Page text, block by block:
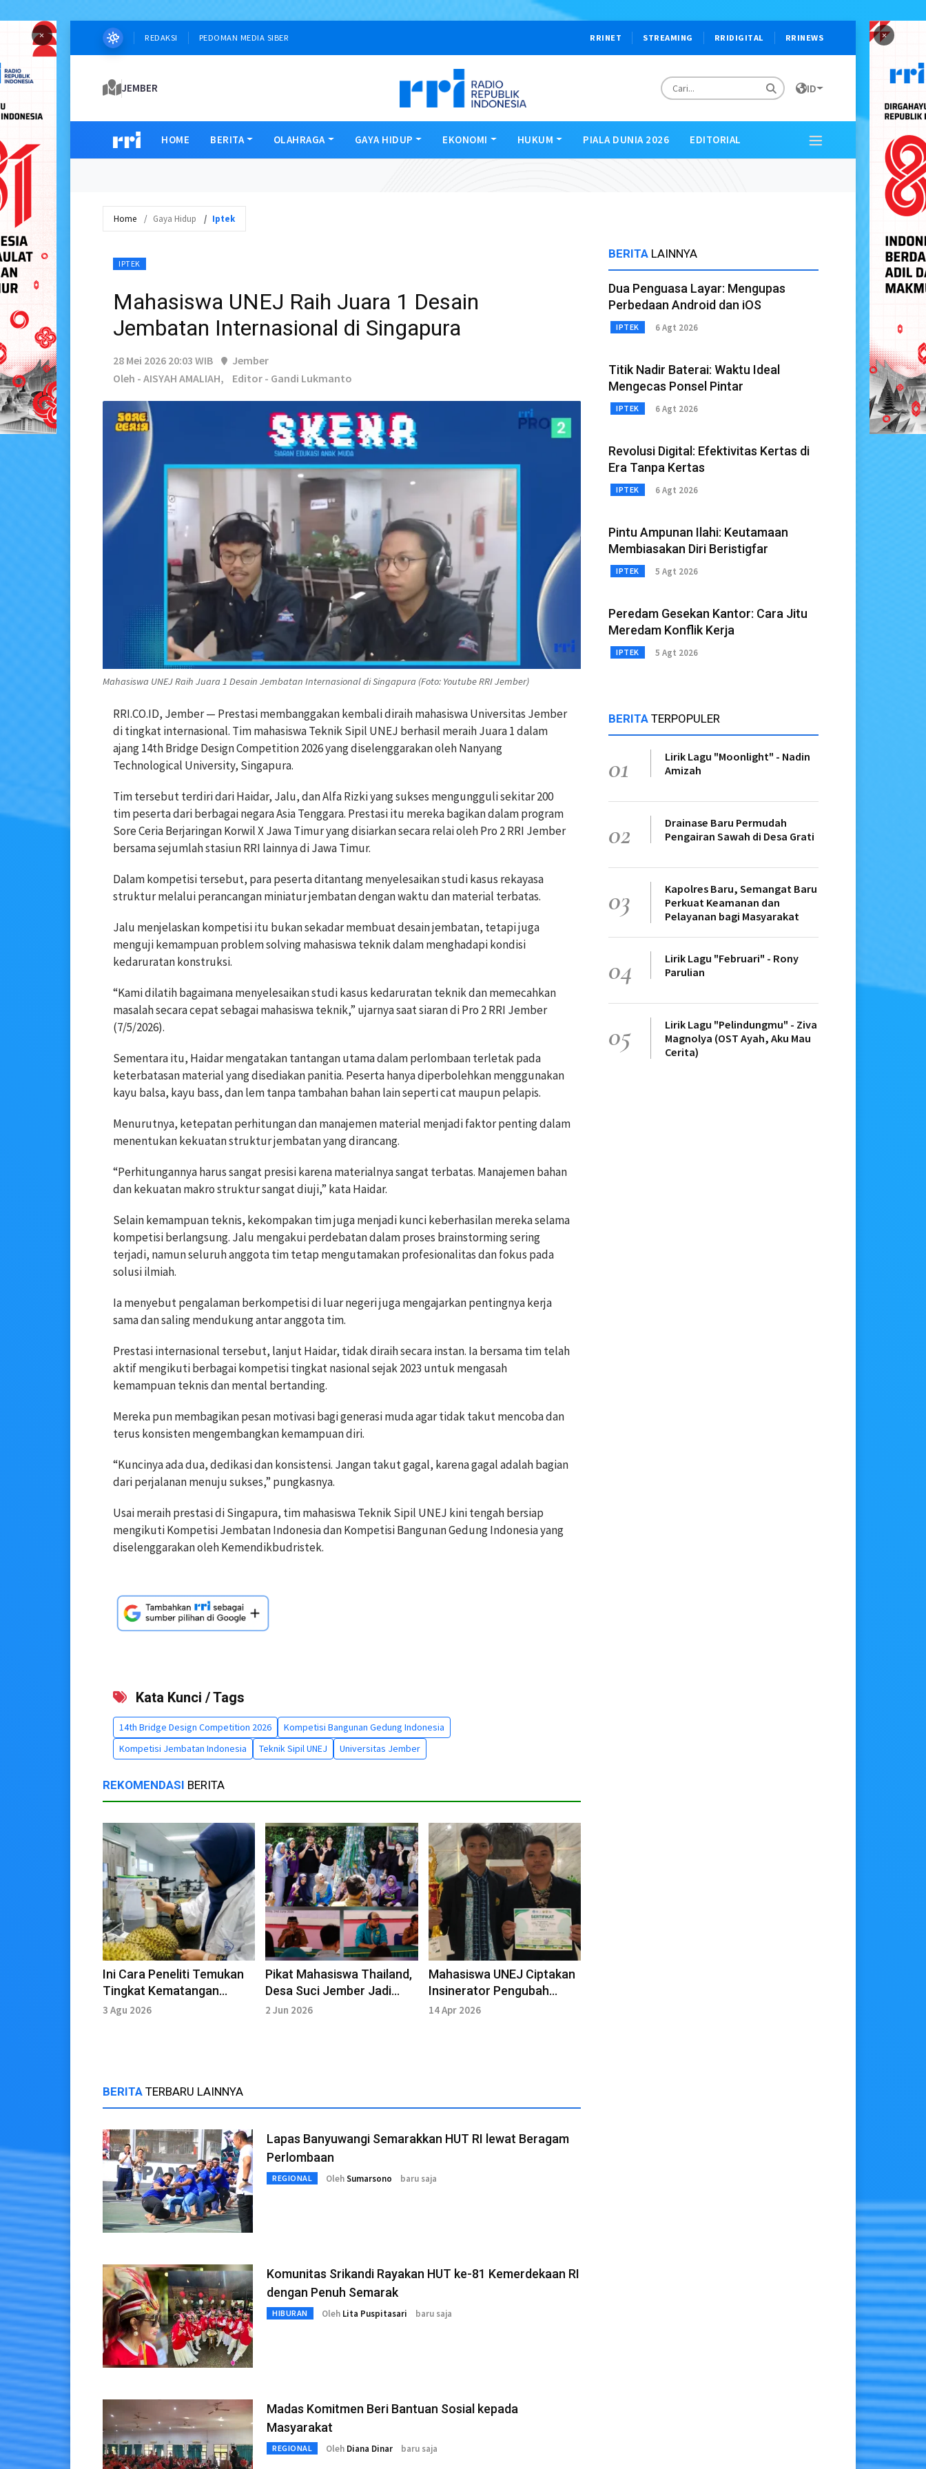
× ×
REDAKSI PEDOMAN MEDIA SIBER RRINET STREAMING RRIDIGITAL RRINEWS
JEMBER ID
HOME BERITA OLAHRAGA GAYA HIDUP EKONOMI HUKUM PIALA DUNIA 2026 EDITORIAL
Home Gaya Hidup Iptek
IPTEK
Mahasiswa UNEJ Raih Juara 1 Desain
Jembatan Internasional di Singapura
28 Mei 2026 20:03 WIB
Jember
Oleh - AISYAH AMALIAH,
Editor - Gandi Lukmanto
Mahasiswa UNEJ Raih Juara 1 Desain Jembatan Internasional di Singapura (Foto: Youtube RRI Jember)
RRI.CO.ID, Jember — Prestasi membanggakan kembali diraih mahasiswa Universitas Jember
di tingkat internasional. Tim mahasiswa Teknik Sipil UNEJ berhasil meraih Juara 1 dalam
ajang 14th Bridge Design Competition 2026 yang diselenggarakan oleh Nanyang
Technological University, Singapura.
Tim tersebut terdiri dari Haidar, Jalu, dan Alfa Rizki yang sukses mengungguli sekitar 200
tim peserta dari berbagai negara Asia Tenggara. Prestasi itu mereka bagikan dalam program
Sore Ceria Berjaringan Korwil X Jawa Timur yang disiarkan secara relai oleh Pro 2 RRI Jember
bersama sejumlah stasiun RRI lainnya di Jawa Timur.
Dalam kompetisi tersebut, para peserta ditantang menyelesaikan studi kasus rekayasa
struktur melalui perancangan miniatur jembatan dengan waktu dan material terbatas.
Jalu menjelaskan kompetisi itu bukan sekadar membuat desain jembatan, tetapi juga
menguji kemampuan problem solving mahasiswa teknik dalam menghadapi kondisi
kedaruratan konstruksi.
“Kami dilatih bagaimana menyelesaikan studi kasus kedaruratan teknik dan memecahkan
masalah secara cepat sebagai mahasiswa teknik,” ujarnya saat siaran di Pro 2 RRI Jember
(7/5/2026).
Sementara itu, Haidar mengatakan tantangan utama dalam perlombaan terletak pada
keterbatasan material yang disediakan panitia. Peserta hanya diperbolehkan menggunakan
kayu balsa, kayu bass, dan lem tanpa tambahan bahan lain seperti cat maupun pelapis.
Menurutnya, ketepatan perhitungan dan manajemen material menjadi faktor penting dalam
menentukan kekuatan struktur jembatan yang dirancang.
“Perhitungannya harus sangat presisi karena materialnya sangat terbatas. Manajemen bahan
dan kekuatan makro struktur sangat diuji,” kata Haidar.
Selain kemampuan teknis, kekompakan tim juga menjadi kunci keberhasilan mereka selama
kompetisi berlangsung. Jalu mengakui perdebatan dalam proses brainstorming sering
terjadi, namun seluruh anggota tim tetap mengutamakan profesionalitas dan fokus pada
solusi ilmiah.
Ia menyebut pengalaman berkompetisi di luar negeri juga mengajarkan pentingnya kerja
sama dan saling mendukung antar anggota tim.
Prestasi internasional tersebut, lanjut Haidar, tidak diraih secara instan. Ia bersama tim telah
aktif mengikuti berbagai kompetisi tingkat nasional sejak 2023 untuk mengasah
kemampuan teknis dan mental bertanding.
Mereka pun membagikan pesan motivasi bagi generasi muda agar tidak takut mencoba dan
terus konsisten mengembangkan kemampuan diri.
“Kuncinya ada dua, dedikasi dan konsistensi. Jangan takut gagal, karena gagal adalah bagian
dari perjalanan menuju sukses,” pungkasnya.
Usai meraih prestasi di Singapura, tim mahasiswa Teknik Sipil UNEJ kini tengah bersiap
mengikuti Kompetisi Jembatan Indonesia dan Kompetisi Bangunan Gedung Indonesia yang
diselenggarakan oleh Kemendikbudristek.
Kata Kunci / Tags
14th Bridge Design Competition 2026
Kompetisi Bangunan Gedung Indonesia
Kompetisi Jembatan Indonesia
Teknik Sipil UNEJ Universitas Jember
REKOMENDASI BERITA
Ini Cara Peneliti Temukan
Tingkat Kematangan
Durian
3 Agu 2026
Pikat Mahasiswa Thailand,
Desa Suci Jember Jadi
Living Lab Ekonomi Sirkuler
2 Jun 2026
Mahasiswa UNEJ Ciptakan
Insinerator Pengubah
Limbah Jadi Listrik
14 Apr 2026
BERITA TERBARU LAINNYA
Lapas Banyuwangi Semarakkan HUT RI lewat Beragam
Perlombaan
REGIONAL OlehSumarsono baru saja
Komunitas Srikandi Rayakan HUT ke-81 Kemerdekaan RI
dengan Penuh Semarak
HIBURAN Oleh Lita Puspitasari baru saja
Madas Komitmen Beri Bantuan Sosial kepada
Masyarakat
REGIONAL Oleh Diana Dinar baru saja
BERITA LAINNYA
Dua Penguasa Layar: Mengupas
Perbedaan Android dan iOS
IPTEK 6 Agt 2026
Titik Nadir Baterai: Waktu Ideal
Mengecas Ponsel Pintar
IPTEK 6 Agt 2026
Revolusi Digital: Efektivitas Kertas di
Era Tanpa Kertas
IPTEK 6 Agt 2026
Pintu Ampunan Ilahi: Keutamaan
Membiasakan Diri Beristigfar
IPTEK 5 Agt 2026
Peredam Gesekan Kantor: Cara Jitu
Meredam Konflik Kerja
IPTEK 5 Agt 2026
BERITA TERPOPULER
01
Lirik Lagu "Moonlight" - Nadin
Amizah
02
Drainase Baru Permudah
Pengairan Sawah di Desa Grati
03
Kapolres Baru, Semangat Baru
Perkuat Keamanan dan
Pelayanan bagi Masyarakat
04
Lirik Lagu "Februari" - Rony
Parulian
05
Lirik Lagu "Pelindungmu" - Ziva
Magnolya (OST Ayah, Aku Mau
Cerita)